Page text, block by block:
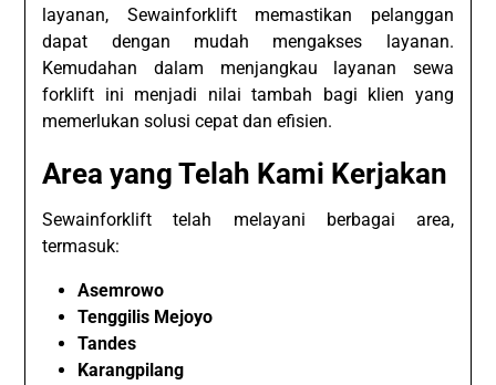
layanan, Sewainforklift memastikan pelanggan
dapat dengan mudah mengakses layanan.
Kemudahan dalam menjangkau layanan sewa
forklift ini menjadi nilai tambah bagi klien yang
memerlukan solusi cepat dan efisien.
Area yang Telah Kami Kerjakan
Sewainforklift telah melayani berbagai area,
termasuk:
Asemrowo
Tenggilis Mejoyo
Tandes
Karangpilang